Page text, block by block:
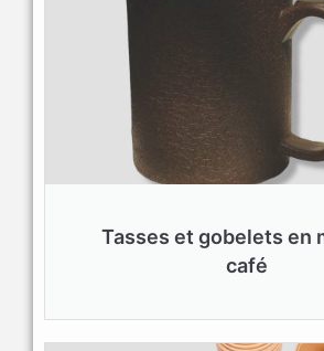
Tasses et gobelets en
café